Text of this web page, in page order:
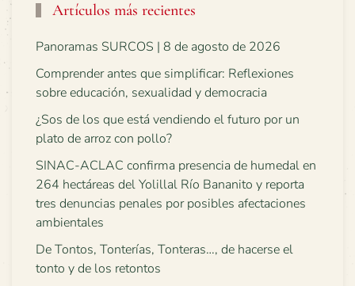
Artículos más recientes
Panoramas SURCOS | 8 de agosto de 2026
Comprender antes que simplificar: Reflexiones
sobre educación, sexualidad y democracia
¿Sos de los que está vendiendo el futuro por un
plato de arroz con pollo?
SINAC-ACLAC confirma presencia de humedal en
264 hectáreas del Yolillal Río Bananito y reporta
tres denuncias penales por posibles afectaciones
ambientales
De Tontos, Tonterías, Tonteras…, de hacerse el
tonto y de los retontos